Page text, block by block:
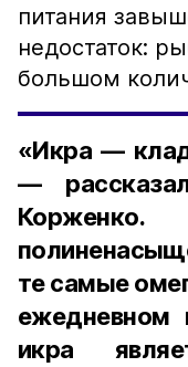
питания
недостаток:
большом
«Икра —
—
те самые
ежедневном
икра